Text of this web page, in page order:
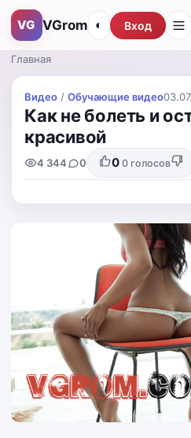
VG VGrom ◐ Вход
Главная
Видео / Обучающие видео
Как не болеть и
красивой
4 344 0 0 0 голосов